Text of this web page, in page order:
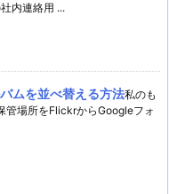
内連絡用 ...
ムを並べ替える方法私のも
管場所をFlickrからGoogleフォ